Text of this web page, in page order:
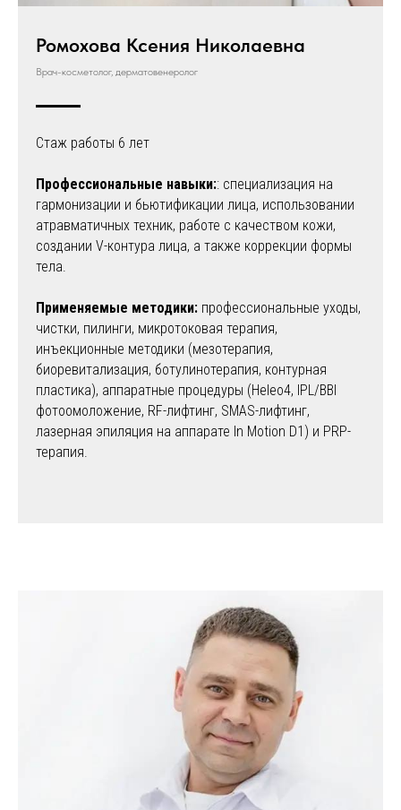
Ромохова Ксения Николаевна
Врач-косметолог, дерматовенеролог
Стаж работы 6 лет
Профессиональные навыки:: специализация на
гармонизации и бьютификации лица, использовании
атравматичных техник, работе с качеством кожи,
создании V-контура лица, а также коррекции формы
тела.
Применяемые методики: ⁠профессиональные уходы,
чистки, пилинги, микротоковая терапия,
инъекционные методики (мезотерапия,
биоревитализация, ботулинотерапия, контурная
пластика), аппаратные процедуры (Heleo4, IPL/BBI
фотоомоложение, RF-лифтинг, SMAS-лифтинг,
лазерная эпиляция на аппарате In Motion D1) и PRP-
терапия.